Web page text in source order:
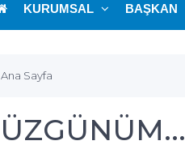
KURUMSAL BAŞKAN
Ana Sayfa
ÜZGÜNÜM...